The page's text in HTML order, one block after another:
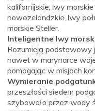
kalifornijskie, lwy
nowozelandzkie, lwy
morskie Steller.
Inteligentne lwy
Rozumieją podstawowy
nawet w marynarce
pomagając w misjach
Wymieranie
przeszłości siedem
szybowało przez wody